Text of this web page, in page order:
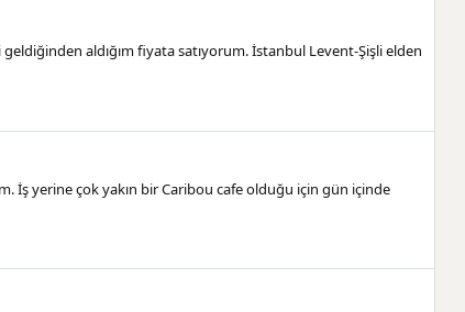
aldığım fiyata satıyorum. İstanbul Levent-Şişli elden
İş yerine çok yakın bir Caribou cafe olduğu için gün içinde